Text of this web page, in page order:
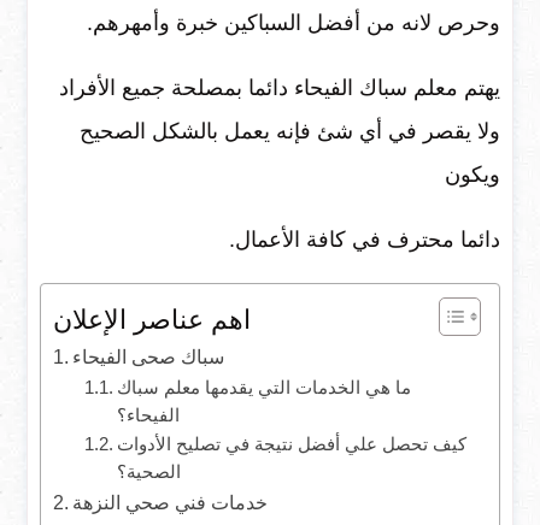
وحرص لانه من أفضل السباكين خبرة وأمهرهم.
يهتم معلم سباك الفيحاء دائما بمصلحة جميع الأفراد
ولا يقصر في أي شئ فإنه يعمل بالشكل الصحيح
ويكون
دائما محترف في كافة الأعمال.
اهم عناصر الإعلان
سباك صحى الفيحاء
ما هي الخدمات التي يقدمها معلم سباك
الفيحاء؟
كيف تحصل علي أفضل نتيجة في تصليح الأدوات
الصحية؟
خدمات فني صحي النزهة